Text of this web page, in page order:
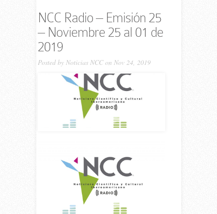
NCC Ra­dio – Emi­sión 25
– Noviembre 25 al 01 de
2019
Posted by Noticias NCCon Nov 24, 2019